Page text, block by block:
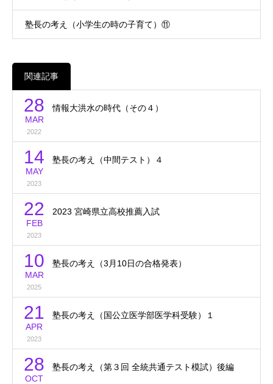
塾長の考え（小学生の時の子育て）⑪
関連記事
28
MAR
2022
情報大洪水の時代（その４）
14
MAY
2023
塾長の考え（中間テスト）４
22
FEB
2023
2023 宮崎県立高校推薦入試
10
MAR
2025
塾長の考え（3月10日の合格発表）
21
APR
2023
塾長の考え（国公立医学部医学科受験）１
28
OCT
塾長の考え（第３回 全統共通テスト模試）後編